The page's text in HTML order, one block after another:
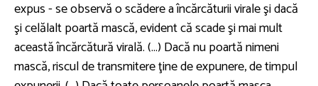
expus - se observă o scădere a încărcăturii virale şi dacă
şi celălalt poartă mască, evident că scade şi mai mult
această încărcătură virală. (...) Dacă nu poartă nimeni
mască, riscul de transmitere ţine de expunere, de timpul